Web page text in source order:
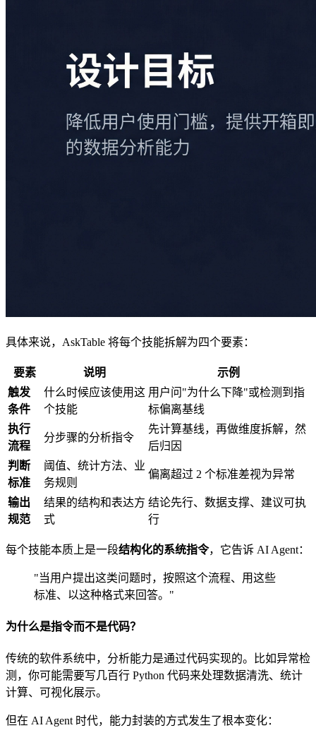
具体来说，AskTable 将每个技能拆解为四个要素：
要素 说明
示例
触发
条件
什么时候应该使用这
个技能
用户问"为什么下降"或检测到指
标偏离基线
执行
流程
分步骤的分析指令
先计算基线，再做维度拆解，然
后归因
判断
标准
阈值、统计方法、业
务规则
偏离超过 2 个标准差视为异常
输出
规范
结果的结构和表达方
式
结论先行、数据支撑、建议可执
行
每个技能本质上是一段结构化的系统指令，它告诉 AI Agent：
"当用户提出这类问题时，按照这个流程、用这些
标准、以这种格式来回答。"
为什么是指令而不是代码？
传统的软件系统中，分析能力是通过代码实现的。比如异常检
测，你可能需要写几百行 Python 代码来处理数据清洗、统计
计算、可视化展示。
但在 AI Agent 时代，能力封装的方式发生了根本变化：